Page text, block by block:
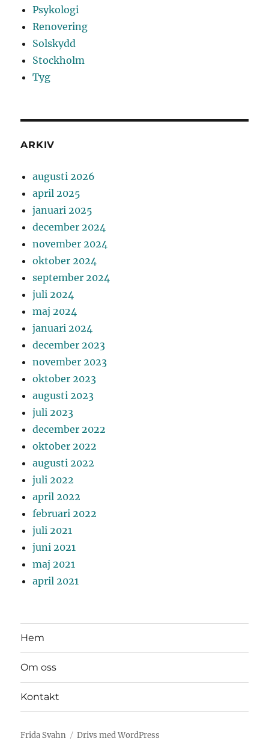
Psykologi
Renovering
Solskydd
Stockholm
Tyg
ARKIV
augusti 2026
april 2025
januari 2025
december 2024
november 2024
oktober 2024
september 2024
juli 2024
maj 2024
januari 2024
december 2023
november 2023
oktober 2023
augusti 2023
juli 2023
december 2022
oktober 2022
augusti 2022
juli 2022
april 2022
februari 2022
juli 2021
juni 2021
maj 2021
april 2021
Hem
Om oss
Kontakt
Frida Svahn Drivs med WordPress